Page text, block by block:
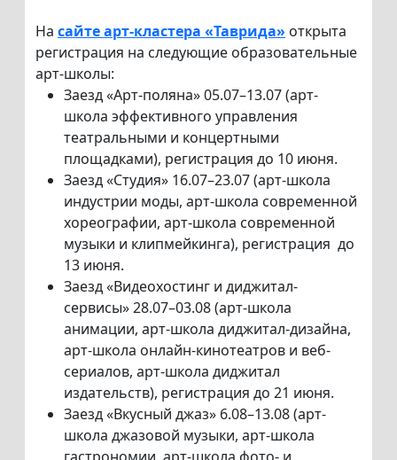
На сайте арт-кластера «Таврида» открыта
регистрация на следующие образовательные
арт-школы:
Заезд «Арт-поляна» 05.07–13.07 (арт-
школа эффективного управления
театральными и концертными
площадками), регистрация до 10 июня.
Заезд «Студия» 16.07–23.07 (арт-школа
индустрии моды, арт-школа современной
хореографии, арт-школа современной
музыки и клипмейкинга), регистрация до
13 июня.
Заезд «Видеохостинг и диджитал-
сервисы» 28.07–03.08 (арт-школа
анимации, арт-школа диджитал-дизайна,
арт-школа онлайн-кинотеатров и веб-
сериалов, арт-школа диджитал
издательств), регистрация до 21 июня.
Заезд «Вкусный джаз» 6.08–13.08 (арт-
школа джазовой музыки, арт-школа